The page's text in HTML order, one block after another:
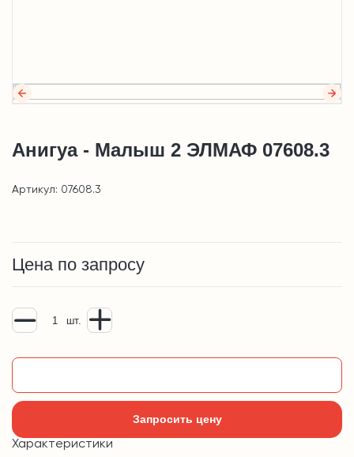
Анигуа - Малыш 2 ЭЛМАФ 07608.3
Артикул: 07608.3
Цена по запросу
шт.
Запросить цену
Характеристики